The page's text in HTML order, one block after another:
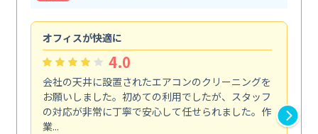
オフィスが快適に
4.0
会社の天井に設置されたエアコンのクリーニングを
お願いしました。初めての利用でしたが、スタッフ
の対応が非常に丁寧で安心して任せられました。作
業...